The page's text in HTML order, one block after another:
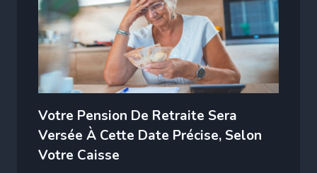
Votre Pension De Retraite Sera
Versée À Cette Date Précise, Selon
Votre Caisse